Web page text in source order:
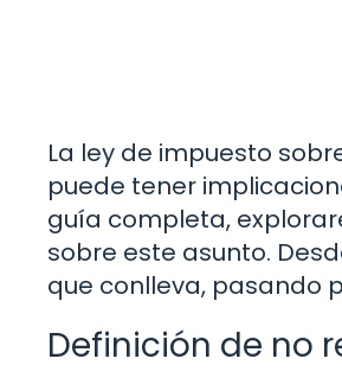
La ley de impuesto
puede tener
guía completa,
sobre este asunto.
que conlleva, pasando
Definición de no